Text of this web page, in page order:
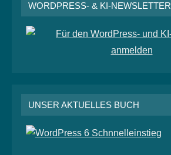
WORDPRESS- & KI-NEWSLETTER
UNSER AKTUELLES BUCH